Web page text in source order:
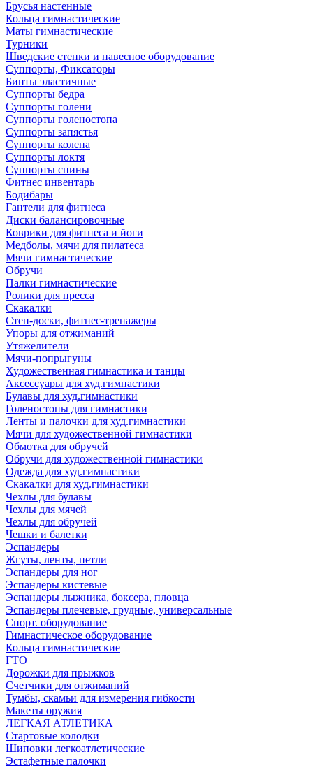
Брусья настенные
Кольца гимнастические
Маты гимнастические
Турники
Шведские стенки и навесное оборудование
Суппорты, Фиксаторы
Бинты эластичные
Суппорты бедра
Суппорты голени
Суппорты голеностопа
Суппорты запястья
Суппорты колена
Суппорты локтя
Суппорты спины
Фитнес инвентарь
Бодибары
Гантели для фитнеса
Диски балансировочные
Коврики для фитнеса и йоги
Медболы, мячи для пилатеса
Мячи гимнастические
Обручи
Палки гимнастические
Ролики для пресса
Скакалки
Степ-доски, фитнес-тренажеры
Упоры для отжиманий
Утяжелители
Мячи-попрыгуны
Художественная гимнастика и танцы
Аксессуары для худ.гимнастики
Булавы для худ.гимнастики
Голеностопы для гимнастики
Ленты и палочки для худ.гимнастики
Мячи для художественной гимнастики
Обмотка для обручей
Обручи для художественной гимнастики
Одежда для худ.гимнастики
Скакалки для худ.гимнастики
Чехлы для булавы
Чехлы для мячей
Чехлы для обручей
Чешки и балетки
Эспандеры
Жгуты, ленты, петли
Эспандеры для ног
Эспандеры кистевые
Эспандеры лыжника, боксера, пловца
Эспандеры плечевые, грудные, универсальные
Спорт. оборудование
Гимнастическое оборудование
Кольца гимнастические
ГТО
Дорожки для прыжков
Счетчики для отжиманий
Тумбы, скамьи для измерения гибкости
Макеты оружия
ЛЕГКАЯ АТЛЕТИКА
Стартовые колодки
Шиповки легкоатлетические
Эстафетные палочки